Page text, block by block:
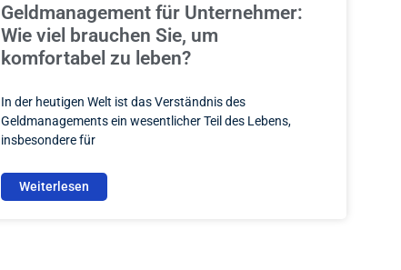
Geldmanagement für Unternehmer:
Wie viel brauchen Sie, um
komfortabel zu leben?
In der heutigen Welt ist das Verständnis des
Geldmanagements ein wesentlicher Teil des Lebens,
insbesondere für
Weiterlesen